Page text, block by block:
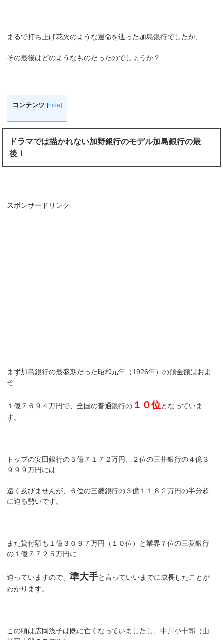
まるで打ち上げ花火のような運命を辿った加島銀行でしたが、
その最後はどのようなものだったのでしょうか？
コンテンツ [hide]
ドラマでは描かれない加野銀行のモデル加島銀行の最
後！
スポンサードリンク
まず加島銀行の最盛期だった昭和元年（1926年）の預金額はおよ
そ
１億７６９４万円で、全国の普通銀行の １０位となっていま
す。
トップの安田銀行の５億７１７２万円、２位の三井銀行の４億３
９９９万円には
遠く及びませんが、６位の三菱銀行の３億１１８２万円の半分超
に迫る勢いです。
また貸付額も１億３０９７万円（１０位）と業界７位の三菱銀行
の１億７７２５万円に
迫っていますので、準大手と言っていいまでに成長したことが
わかります。
この頃は広岡浅子は既に亡くなっていましたし、中川小十郎（山